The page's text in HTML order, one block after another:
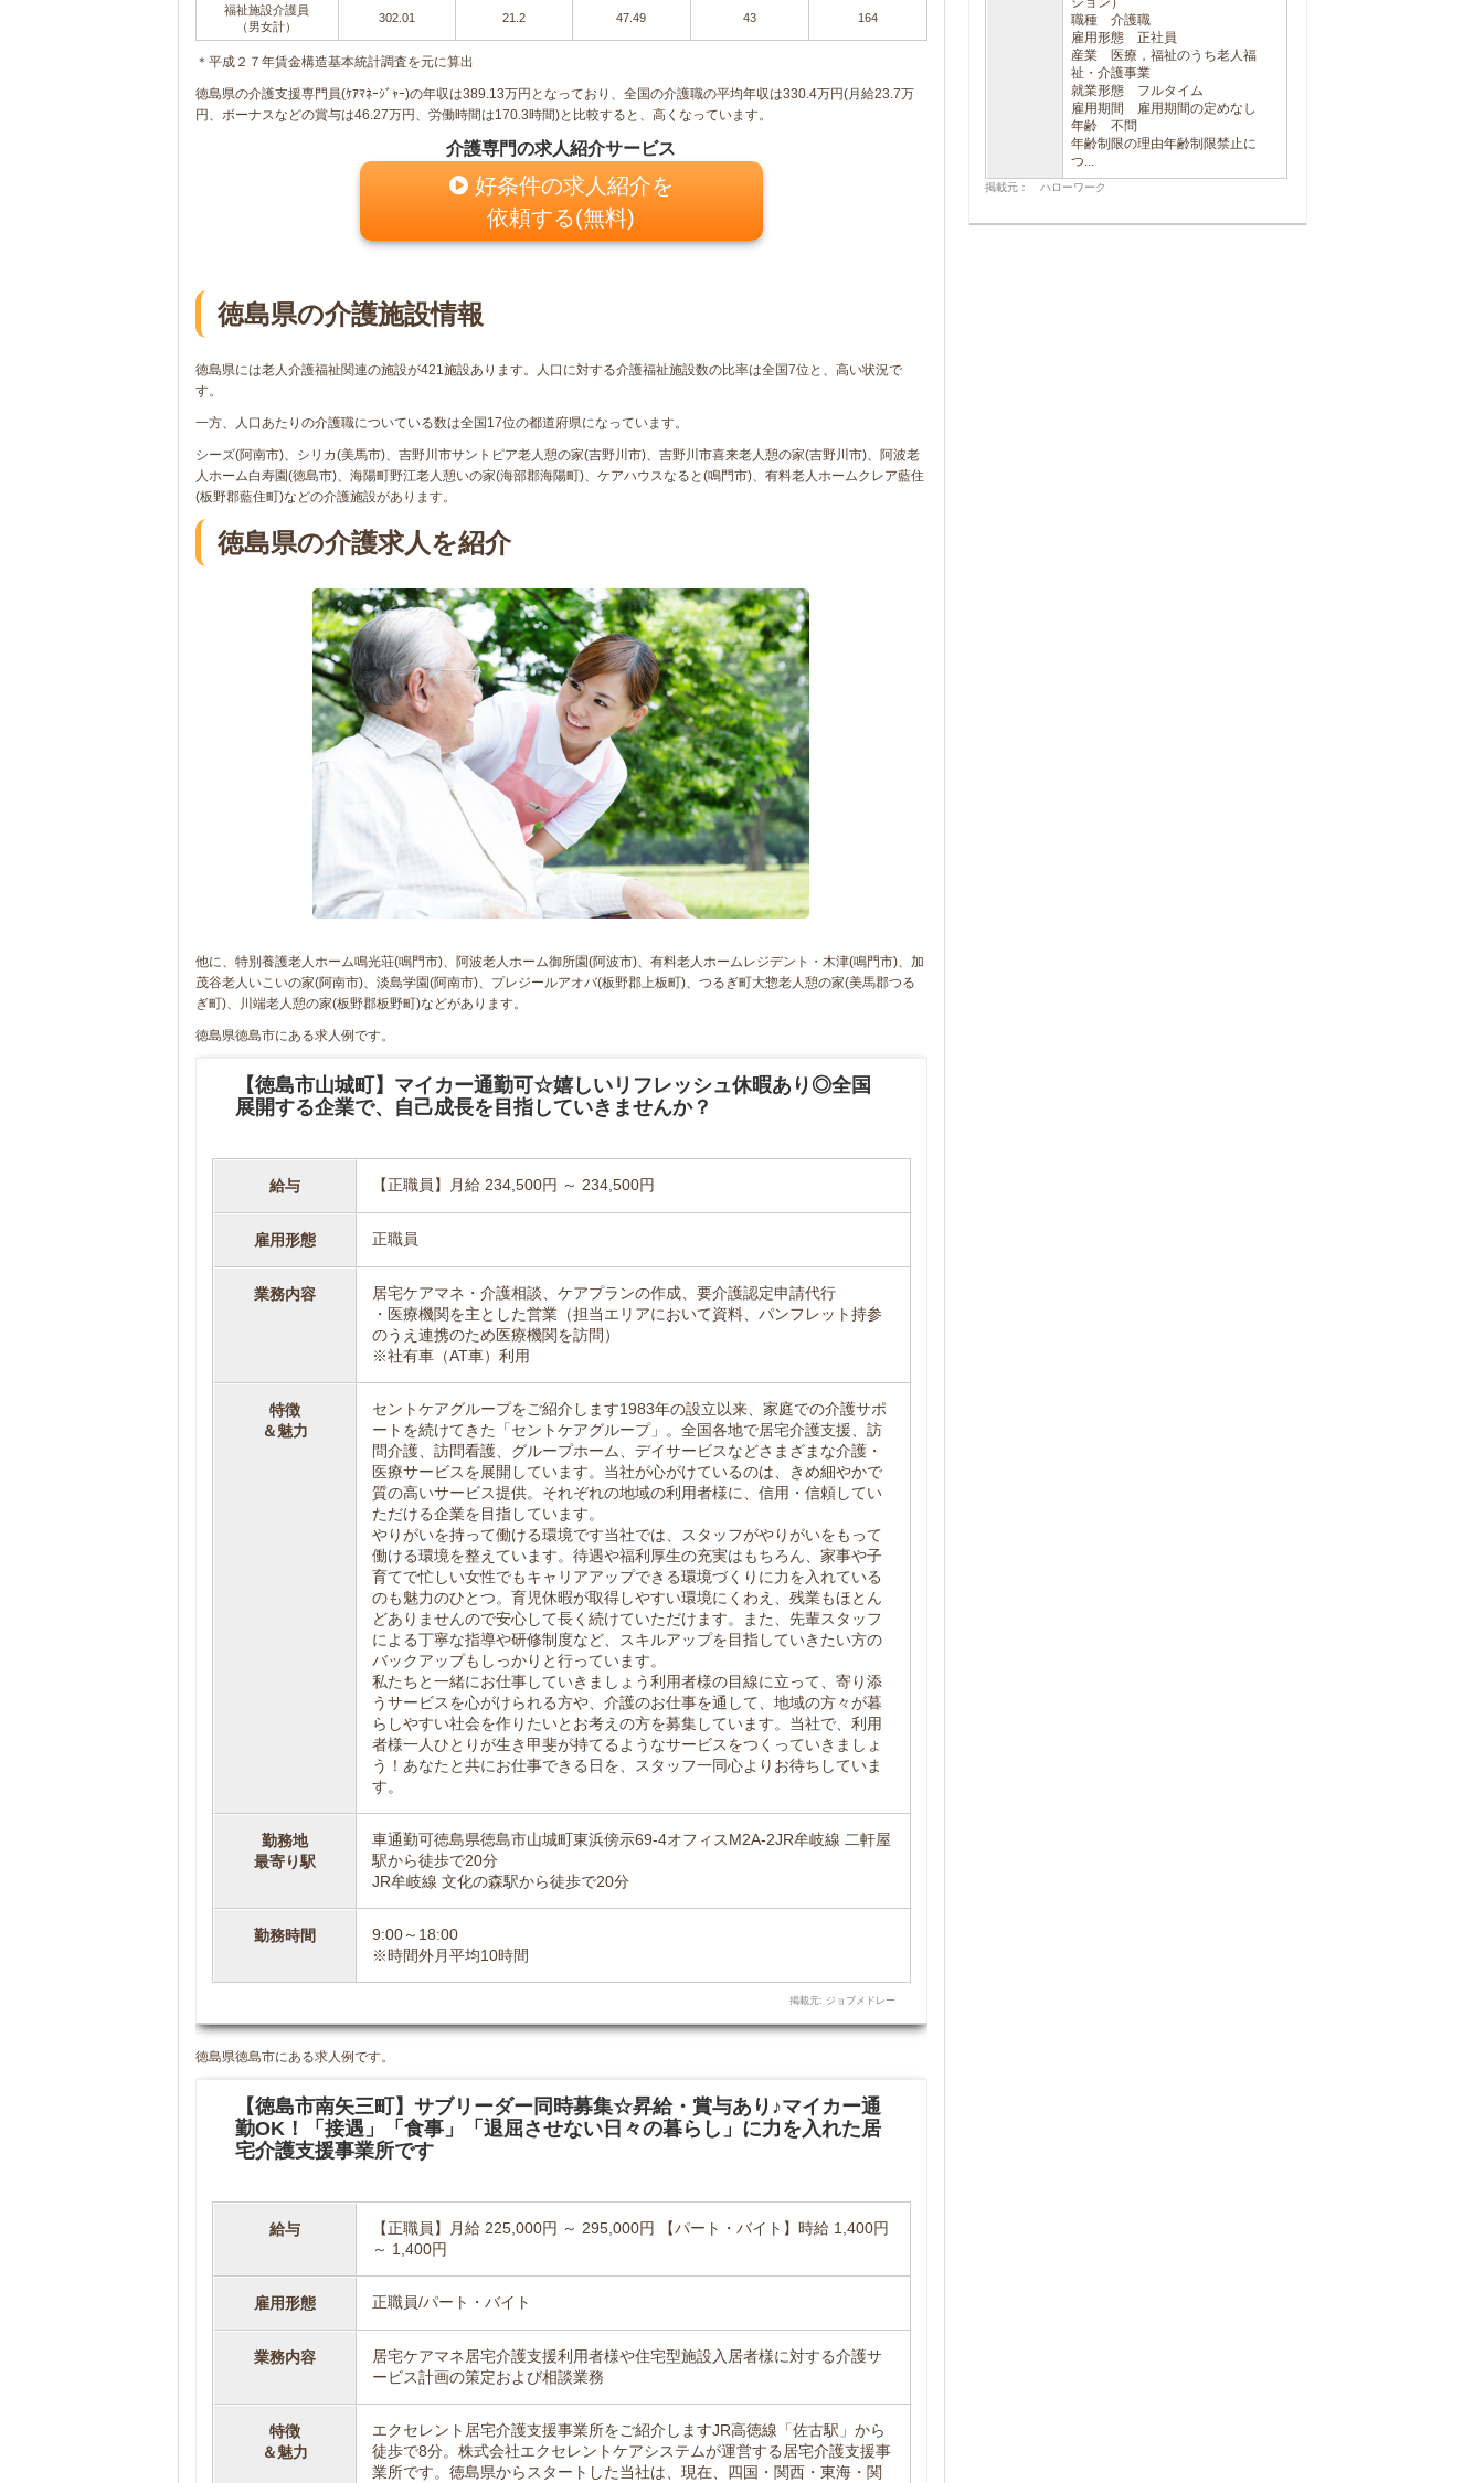
福祉施設介護員
（男女計）
302.01 21.2 47.49 43 164
＊平成２７年賃金構造基本統計調査を元に算出
徳島県の介護支援専門員(ｹｱﾏﾈｰｼﾞｬｰ)の年収は389.13万円となっており、全国の介護職の平均年収は330.4万円(月給23.7万
円、ボーナスなどの賞与は46.27万円、労働時間は170.3時間)と比較すると、高くなっています。
介護専門の求人紹介サービス
好条件の求人紹介を
依頼する(無料)
徳島県の介護施設情報
徳島県には老人介護福祉関連の施設が421施設あります。人口に対する介護福祉施設数の比率は全国7位と、高い状況で
す。
一方、人口あたりの介護職についている数は全国17位の都道府県になっています。
シーズ(阿南市)、シリカ(美馬市)、吉野川市サントピア老人憩の家(吉野川市)、吉野川市喜来老人憩の家(吉野川市)、阿波老
人ホーム白寿園(徳島市)、海陽町野江老人憩いの家(海部郡海陽町)、ケアハウスなると(鳴門市)、有料老人ホームクレア藍住
(板野郡藍住町)などの介護施設があります。
徳島県の介護求人を紹介
他に、特別養護老人ホーム鳴光荘(鳴門市)、阿波老人ホーム御所園(阿波市)、有料老人ホームレジデント・木津(鳴門市)、加
茂谷老人いこいの家(阿南市)、淡島学園(阿南市)、プレジールアオバ(板野郡上板町)、つるぎ町大惣老人憩の家(美馬郡つる
ぎ町)、川端老人憩の家(板野郡板野町)などがあります。
徳島県徳島市にある求人例です。
【徳島市山城町】マイカー通勤可☆嬉しいリフレッシュ休暇あり◎全国
展開する企業で、自己成長を目指していきませんか？
給与 【正職員】月給 234,500円 ～ 234,500円
雇用形態 正職員
業務内容
居宅ケアマネ・介護相談、ケアプランの作成、要介護認定申請代行
・医療機関を主とした営業（担当エリアにおいて資料、パンフレット持参
のうえ連携のため医療機関を訪問）
※社有車（AT車）利用
特徴
＆魅力
セントケアグループをご紹介します1983年の設立以来、家庭での介護サポ
ートを続けてきた「セントケアグループ」。全国各地で居宅介護支援、訪
問介護、訪問看護、グループホーム、デイサービスなどさまざまな介護・
医療サービスを展開しています。当社が心がけているのは、きめ細やかで
質の高いサービス提供。それぞれの地域の利用者様に、信用・信頼してい
ただける企業を目指しています。
やりがいを持って働ける環境です当社では、スタッフがやりがいをもって
働ける環境を整えています。待遇や福利厚生の充実はもちろん、家事や子
育てで忙しい女性でもキャリアアップできる環境づくりに力を入れている
のも魅力のひとつ。育児休暇が取得しやすい環境にくわえ、残業もほとん
どありませんので安心して長く続けていただけます。また、先輩スタッフ
による丁寧な指導や研修制度など、スキルアップを目指していきたい方の
バックアップもしっかりと行っています。
私たちと一緒にお仕事していきましょう利用者様の目線に立って、寄り添
うサービスを心がけられる方や、介護のお仕事を通して、地域の方々が暮
らしやすい社会を作りたいとお考えの方を募集しています。当社で、利用
者様一人ひとりが生き甲斐が持てるようなサービスをつくっていきましょ
う！あなたと共にお仕事できる日を、スタッフ一同心よりお待ちしていま
す。
勤務地
最寄り駅
車通勤可徳島県徳島市山城町東浜傍示69-4オフィスM2A-2JR牟岐線 二軒屋
駅から徒歩で20分
JR牟岐線 文化の森駅から徒歩で20分
勤務時間
9:00～18:00
※時間外月平均10時間
掲載元: ジョブメドレー
徳島県徳島市にある求人例です。
【徳島市南矢三町】サブリーダー同時募集☆昇給・賞与あり♪マイカー通
勤OK！「接遇」「食事」「退屈させない日々の暮らし」に力を入れた居
宅介護支援事業所です
給与
【正職員】月給 225,000円 ～ 295,000円 【パート・バイト】時給 1,400円
～ 1,400円
雇用形態 正職員/パート・バイト
業務内容
居宅ケアマネ居宅介護支援利用者様や住宅型施設入居者様に対する介護サ
ービス計画の策定および相談業務
特徴
＆魅力
エクセレント居宅介護支援事業所をご紹介しますJR高徳線「佐古駅」から
徒歩で8分。株式会社エクセレントケアシステムが運営する居宅介護支援事
業所です。徳島県からスタートした当社は、現在、四国・関西・東海・関
職種 介護職
雇用形態 正社員
産業 医療，福祉のうち老人福
祉・介護事業
就業形態 フルタイム
雇用期間 雇用期間の定めなし
年齢 不問
年齢制限の理由年齢制限禁止に
つ...
掲載元： ハローワーク